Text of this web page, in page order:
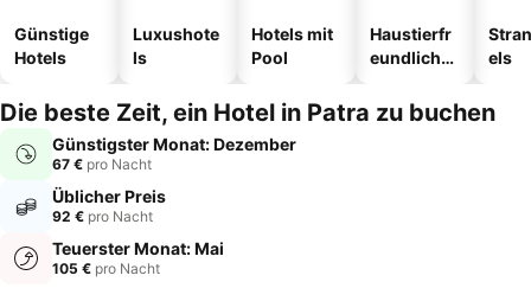
Günstige
Hotels
Luxushote
ls
Hotels mit
Pool
Haustierfr
eundliche
els
Die beste Zeit, ein Hotel in Patra zu buchen
Günstigster Monat: Dezember
67 € pro Nacht
Üblicher Preis
92 € pro Nacht
Teuerster Monat: Mai
105 € pro Nacht